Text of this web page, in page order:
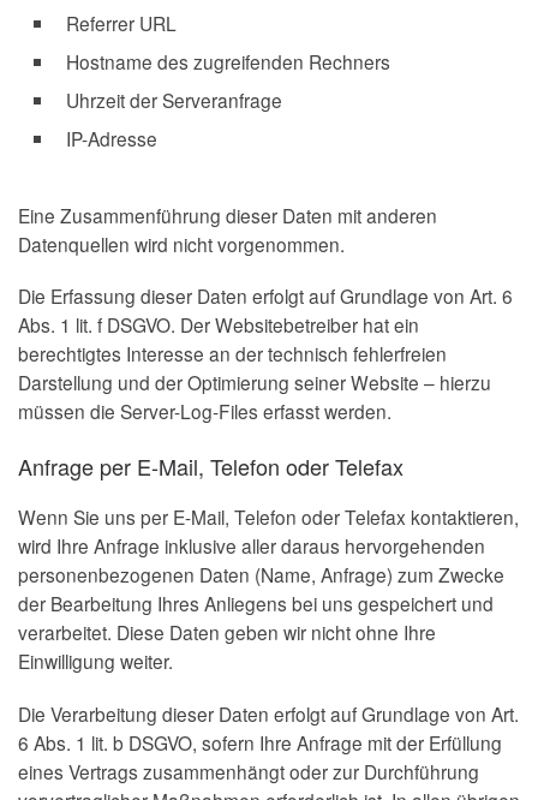
Referrer URL
Hostname des zugreifenden Rechners
Uhrzeit der Serveranfrage
IP-Adresse
Eine Zusammenführung dieser Daten mit anderen
Datenquellen wird nicht vorgenommen.
Die Erfassung dieser Daten erfolgt auf Grundlage von Art. 6
Abs. 1 lit. f DSGVO. Der Websitebetreiber hat ein
berechtigtes Interesse an der technisch fehlerfreien
Darstellung und der Optimierung seiner Website – hierzu
müssen die Server-Log-Files erfasst werden.
Anfrage per E-Mail, Telefon oder Telefax
Wenn Sie uns per E-Mail, Telefon oder Telefax kontaktieren,
wird Ihre Anfrage inklusive aller daraus hervorgehenden
personenbezogenen Daten (Name, Anfrage) zum Zwecke
der Bearbeitung Ihres Anliegens bei uns gespeichert und
verarbeitet. Diese Daten geben wir nicht ohne Ihre
Einwilligung weiter.
Die Verarbeitung dieser Daten erfolgt auf Grundlage von Art.
6 Abs. 1 lit. b DSGVO, sofern Ihre Anfrage mit der Erfüllung
eines Vertrags zusammenhängt oder zur Durchführung